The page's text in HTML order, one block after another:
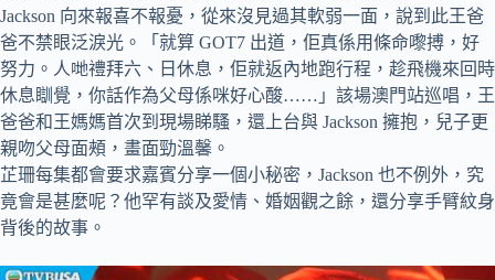
Jackson 向來報喜不報憂，從來沒見過其軟弱一面，說到此王爸
爸不禁眼泛淚光。「就算 GOT7 出道，佢真係用條命嚟搏，好
努力。人哋禮拜六、日休息，佢就返內地跑行程，趁飛機來回時
休息瞓覺，你話作為父母係咪好心酸……」該場澳門站巡唱，王
爸爸和王媽媽首次到現場睇騷，還上台與 Jackson 擁抱，兒子更
親吻父母面頰，畫面勁溫馨。
芷珊每集都會要求嘉賓分享一個小秘密，Jackson 也不例外，究
竟會是甚麼呢？他罕有談及愛情、婚姻觀之餘，還分享手臂紋身
背後的故事。